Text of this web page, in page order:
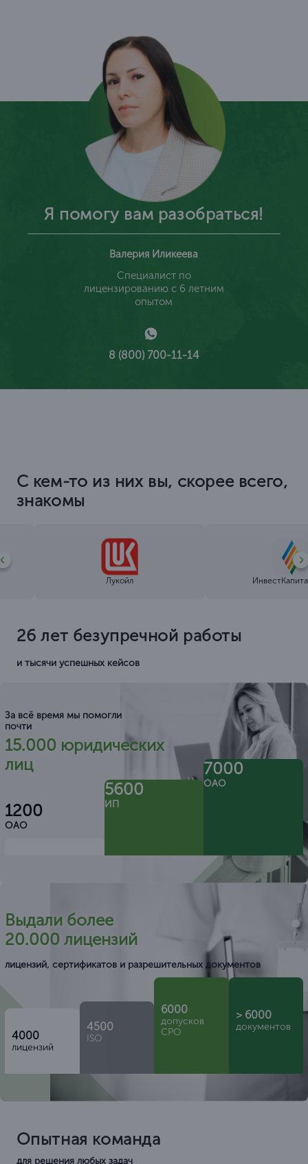
Я помогу вам разобраться!
Валерия Иликеева
Специалист по
лицензированию с 6 летним
опытом
8 (800) 700-11-14
С кем-то из них вы, скорее всего,
знакомы
Лукойл
26 лет безупречной работы
и тысячи успешных кейсов
За всё время мы помогли
почти
15.000 юридических
лиц
1200
ОАО
5600
ИП
7000
ОАО
Выдали более
20.000 лицензий
лицензий, сертификатов и разрешительных документов
4000
лицензий
4500
ISO
6000
допусков
СРО
> 6000
документов
Опытная команда
для решения любых задач